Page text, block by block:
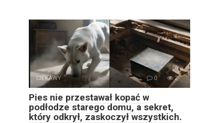
CIEKAWY 0 2
Pies nie przestawał kopać w
podłodze starego domu, a sekret,
który odkrył, zaskoczył wszystkich.